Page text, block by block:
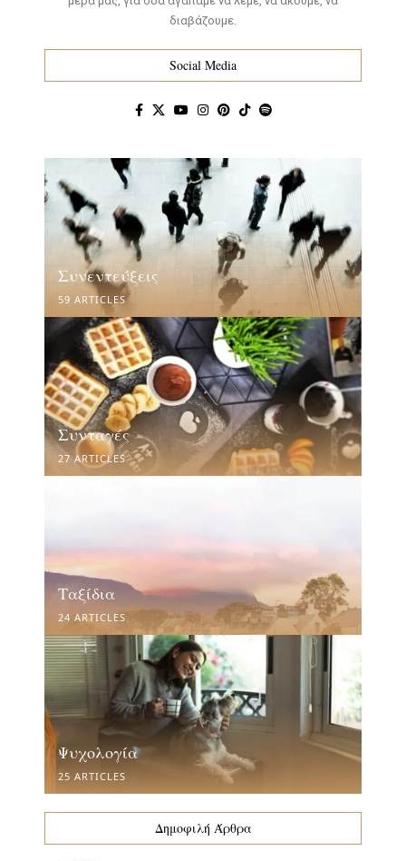
διαβάζουμε.
Social Media
Συνεντεύξεις
59 ARTICLES
Συνταγές
27 ARTICLES
Ταξίδια
24 ARTICLES
Ψυχολογία
25 ARTICLES
Δημοφιλή Άρθρα